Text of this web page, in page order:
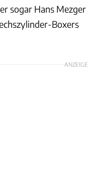
sogar Hans Mezger
Boxers
ANZEIGE